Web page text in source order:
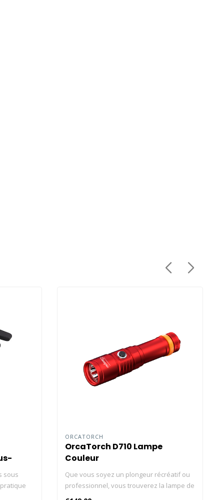
sous
ORCATORCH
OrcaTorch D710 Lampe
Couleur
Que vous soyez un plongeur récréatif ou
professionnel, vous trouverez la lampe de
plongée ORCATORCH D710 pratique pour